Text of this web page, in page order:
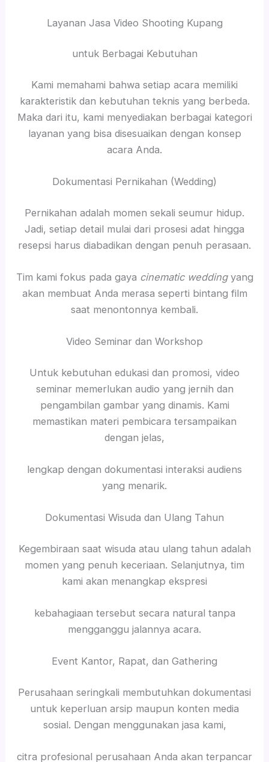
Layanan Jasa Video Shooting Kupang
untuk Berbagai Kebutuhan
Kami memahami bahwa setiap acara memiliki
karakteristik dan kebutuhan teknis yang berbeda.
Maka dari itu, kami menyediakan berbagai kategori
layanan yang bisa disesuaikan dengan konsep
acara Anda.
Dokumentasi Pernikahan (Wedding)
Pernikahan adalah momen sekali seumur hidup.
Jadi, setiap detail mulai dari prosesi adat hingga
resepsi harus diabadikan dengan penuh perasaan.
Tim kami fokus pada gaya cinematic weddingyang
akan membuat Anda merasa seperti bintang film
saat menontonnya kembali.
Video Seminar dan Workshop
Untuk kebutuhan edukasi dan promosi, video
seminar memerlukan audio yang jernih dan
pengambilan gambar yang dinamis. Kami
memastikan materi pembicara tersampaikan
dengan jelas,
lengkap dengan dokumentasi interaksi audiens
yang menarik.
Dokumentasi Wisuda dan Ulang Tahun
Kegembiraan saat wisuda atau ulang tahun adalah
momen yang penuh keceriaan. Selanjutnya, tim
kami akan menangkap ekspresi
kebahagiaan tersebut secara natural tanpa
mengganggu jalannya acara.
Event Kantor, Rapat, dan Gathering
Perusahaan seringkali membutuhkan dokumentasi
untuk keperluan arsip maupun konten media
sosial. Dengan menggunakan jasa kami,
citra profesional perusahaan Anda akan terpancar